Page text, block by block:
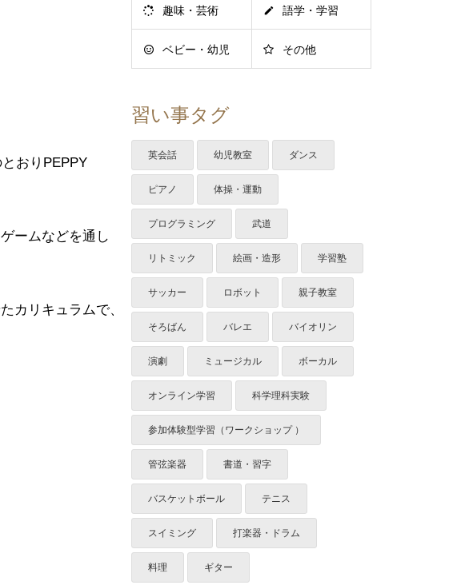
おりPEPPY
ームなどを通し
カリキュラムで、
趣味・芸術 語学・学習
ベビー・幼児 その他
習い事タグ
英会話 幼児教室 ダンス
ピアノ 体操・運動
プログラミング 武道
リトミック 絵画・造形 学習塾
サッカー ロボット 親子教室
そろばん バレエ バイオリン
演劇 ミュージカル ボーカル
オンライン学習 科学理科実験
参加体験型学習（ワークショップ ）
管弦楽器 書道・習字
バスケットボール テニス
スイミング 打楽器・ドラム
料理 ギター